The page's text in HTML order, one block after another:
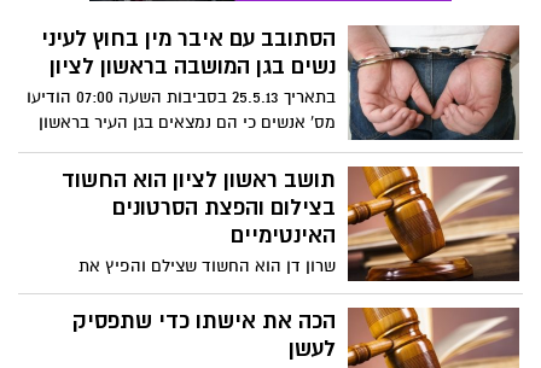
הסתובב עם איבר מין בחוץ לעיני
נשים בגן המושבה בראשון לציון
בתאריך 25.5.13 בסביבות השעה 07:00 הודיעו
מס' אנשים כי הם נמצאים בגן העיר בראשון
ובחור שנמסר תיאורו נראה מוריד את מכנסיו
ליד נשים ומבצע מולן מעשה מגונה והולך כך
בגן העיר שכל איבר מינו בחוץ.
תושב ראשון לציון הוא החשוד
בצילום והפצת הסרטונים
האינטימיים
שרון דן הוא החשוד שצילם והפיץ את
הסרטונים האינטימיים. בית המשפט התיר
לפרסם את שמו, בעקבות בקשתה המתלוננות,
הכה את אישתו כדי שתפסיק
לעשן